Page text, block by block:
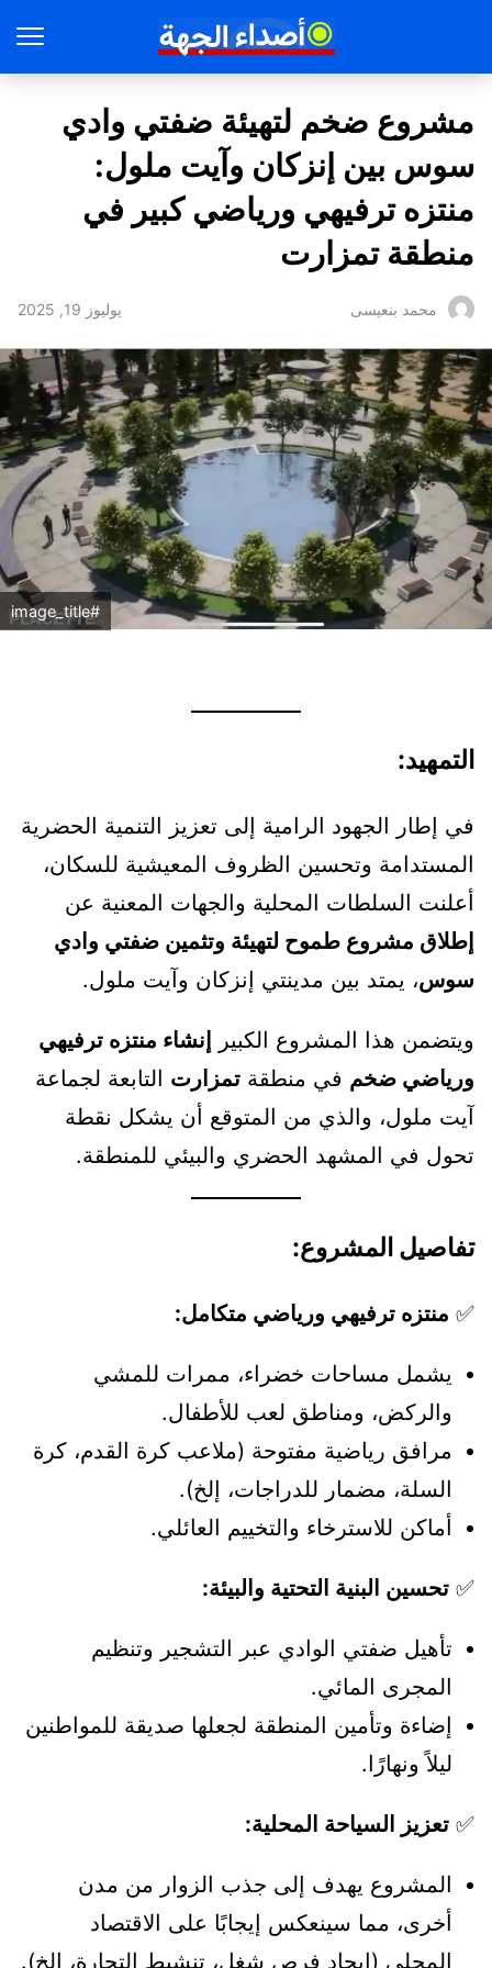
مشروع ضخم لتهيئة ضفتي وادي
سوس بين إنزكان وآيت ملول:
منتزه ترفيهي ورياضي كبير في
منطقة تمزارت
محمد بنعيسى يوليوز 19, 2025
#image_title
التمهيد:
في إطار الجهود الرامية إلى تعزيز التنمية الحضرية
المستدامة وتحسين الظروف المعيشية للسكان،
أعلنت السلطات المحلية والجهات المعنية عن
إطلاق مشروع طموح لتهيئة وتثمين ضفتي وادي
سوس، يمتد بين مدينتي إنزكان وآيت ملول.
ويتضمن هذا المشروع الكبير
إنشاء منتزه ترفيهي
ورياضي ضخم في منطقة تمزارت التابعة لجماعة
آيت ملول، والذي من المتوقع أن يشكل نقطة
تحول في المشهد الحضري والبيئي للمنطقة.
تفاصيل المشروع:
✅ منتزه ترفيهي ورياضي متكامل:
يشمل مساحات خضراء، ممرات للمشي
والركض، ومناطق لعب للأطفال.
مرافق رياضية مفتوحة (ملاعب كرة القدم، كرة
السلة، مضمار للدراجات، إلخ).
أماكن للاسترخاء والتخييم العائلي.
✅ تحسين البنية التحتية والبيئة:
تأهيل ضفتي الوادي عبر التشجير وتنظيم
المجرى المائي.
إضاءة وتأمين المنطقة لجعلها صديقة للمواطنين
ليلاً ونهارًا.
✅ تعزيز السياحة المحلية:
المشروع يهدف إلى جذب الزوار من مدن
أخرى، مما سينعكس إيجابًا على الاقتصاد
المحلي (إيجاد فرص شغل، تنشيط التجارة، إلخ).